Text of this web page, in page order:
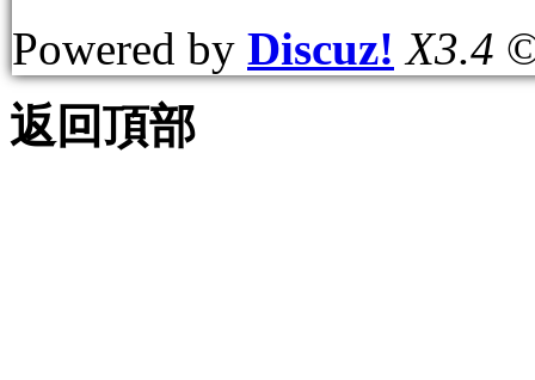
Powered by Discuz! X3.4
返回頂部